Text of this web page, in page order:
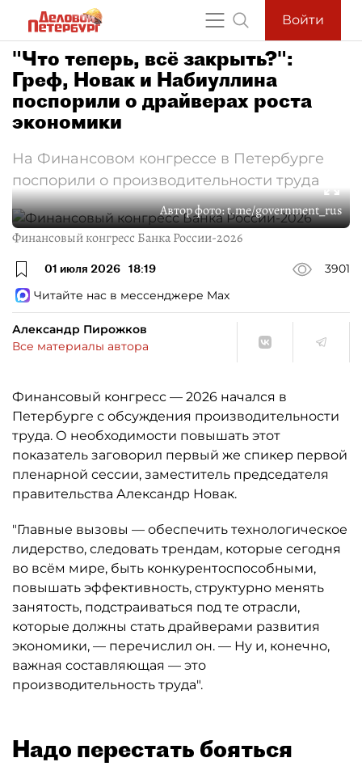
Войти
"Что теперь, всё закрыть?":
Греф, Новак и Набиуллина
поспорили о драйверах роста
экономики
На Финансовом конгрессе в Петербурге
поспорили о производительности труда
Автор фото:t.me/government_rus
Финансовый конгресс Банка России-2026
01 июля 2026 18:19
3901
Читайте нас в мессенджере Max
Александр Пирожков
Все материалы автора
Финансовый конгресс — 2026 начался в
Петербурге с обсуждения производительности
труда. О необходимости повышать этот
показатель заговорил первый же спикер первой
пленарной сессии, заместитель председателя
правительства Александр Новак.
"Главные вызовы — обеспечить технологическое
лидерство, следовать трендам, которые сегодня
во всём мире, быть конкурентоспособными,
повышать эффективность, структурно менять
занятость, подстраиваться под те отрасли,
которые должны стать драйверами развития
экономики, — перечислил он. — Ну и, конечно,
важная составляющая — это
производительность труда".
Надо перестать бояться